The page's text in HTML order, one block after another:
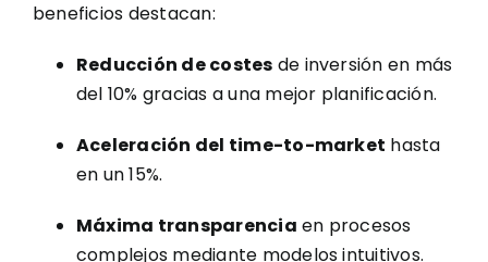
beneficios destacan:
Reducción de costes de inversión en más
del 10% gracias a una mejor planificación.
Aceleración del time-to-market hasta
en un 15%.
Máxima transparencia en procesos
complejos mediante modelos intuitivos.